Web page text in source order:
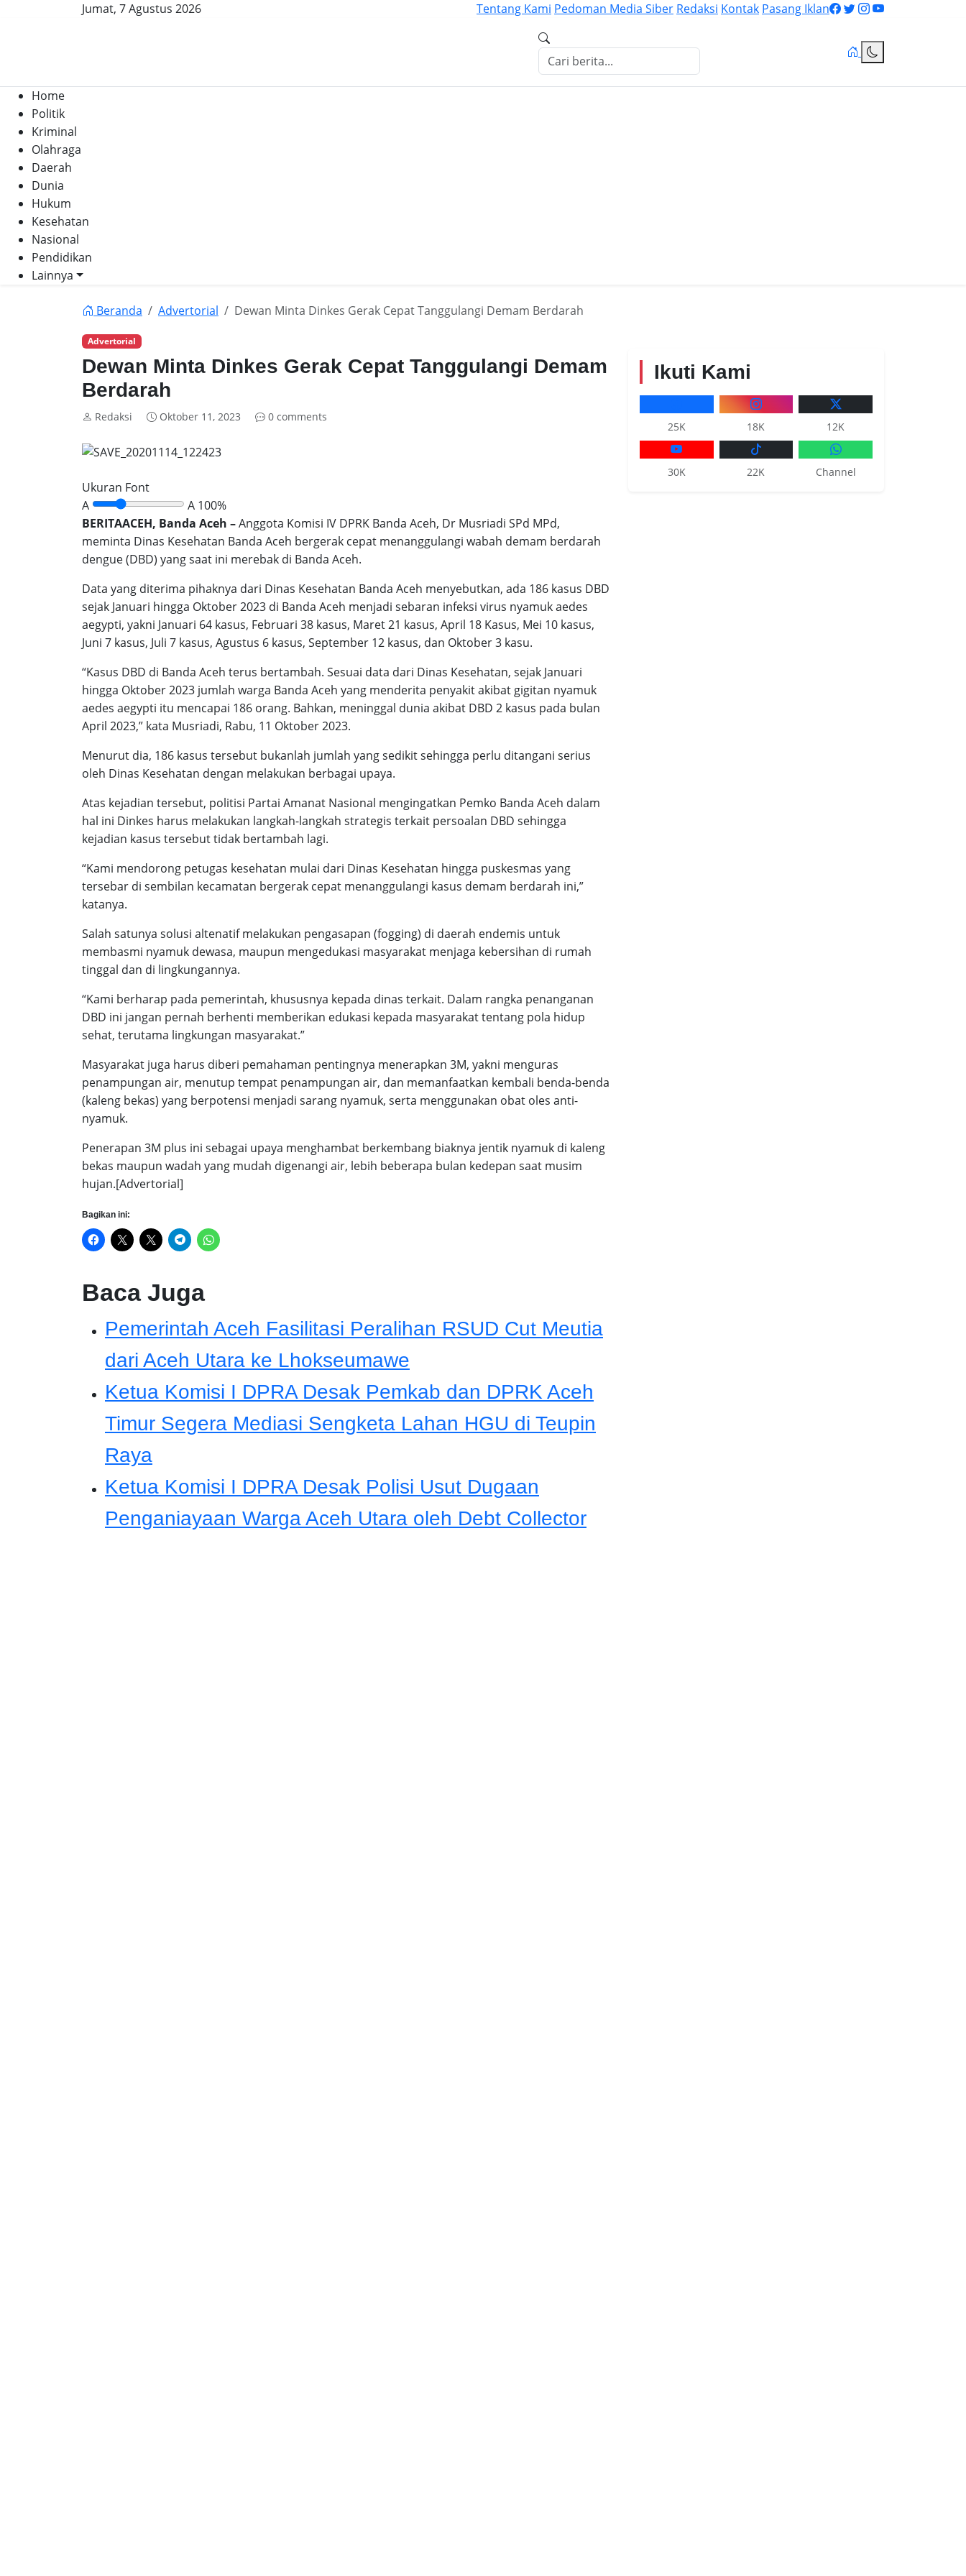
Jumat, 7 Agustus 2026 Tentang Kami Pedoman Media Siber Redaksi Kontak Pasang Iklan
Home
Politik
Kriminal
Olahraga
Daerah
Dunia
Hukum
Kesehatan
Nasional
Pendidikan
Lainnya
Beranda Advertorial Dewan Minta Dinkes Gerak Cepat Tanggulangi Demam Berdarah
Advertorial
Dewan Minta Dinkes Gerak Cepat Tanggulangi Demam
Berdarah
Redaksi Oktober 11, 2023 0 comments
Ukuran Font
A
A 100%
BERITAACEH, Banda Aceh –Anggota Komisi IV DPRK Banda Aceh, Dr Musriadi SPd MPd,
meminta Dinas Kesehatan Banda Aceh bergerak cepat menanggulangi wabah demam berdarah
dengue (DBD) yang saat ini merebak di Banda Aceh.
Data yang diterima pihaknya dari Dinas Kesehatan Banda Aceh menyebutkan, ada 186 kasus DBD
sejak Januari hingga Oktober 2023 di Banda Aceh menjadi sebaran infeksi virus nyamuk aedes
aegypti, yakni Januari 64 kasus, Februari 38 kasus, Maret 21 kasus, April 18 Kasus, Mei 10 kasus,
Juni 7 kasus, Juli 7 kasus, Agustus 6 kasus, September 12 kasus, dan Oktober 3 kasu.
“Kasus DBD di Banda Aceh terus bertambah. Sesuai data dari Dinas Kesehatan, sejak Januari
hingga Oktober 2023 jumlah warga Banda Aceh yang menderita penyakit akibat gigitan nyamuk
aedes aegypti itu mencapai 186 orang. Bahkan, meninggal dunia akibat DBD 2 kasus pada bulan
April 2023,” kata Musriadi, Rabu, 11 Oktober 2023.
Menurut dia, 186 kasus tersebut bukanlah jumlah yang sedikit sehingga perlu ditangani serius
oleh Dinas Kesehatan dengan melakukan berbagai upaya.
Atas kejadian tersebut, politisi Partai Amanat Nasional mengingatkan Pemko Banda Aceh dalam
hal ini Dinkes harus melakukan langkah-langkah strategis terkait persoalan DBD sehingga
kejadian kasus tersebut tidak bertambah lagi.
“Kami mendorong petugas kesehatan mulai dari Dinas Kesehatan hingga puskesmas yang
tersebar di sembilan kecamatan bergerak cepat menanggulangi kasus demam berdarah ini,”
katanya.
Salah satunya solusi altenatif melakukan pengasapan (fogging) di daerah endemis untuk
membasmi nyamuk dewasa, maupun mengedukasi masyarakat menjaga kebersihan di rumah
tinggal dan di lingkungannya.
“Kami berharap pada pemerintah, khususnya kepada dinas terkait. Dalam rangka penanganan
DBD ini jangan pernah berhenti memberikan edukasi kepada masyarakat tentang pola hidup
sehat, terutama lingkungan masyarakat.”
Masyarakat juga harus diberi pemahaman pentingnya menerapkan 3M, yakni menguras
penampungan air, menutup tempat penampungan air, dan memanfaatkan kembali benda-benda
(kaleng bekas) yang berpotensi menjadi sarang nyamuk, serta menggunakan obat oles anti-
nyamuk.
Penerapan 3M plus ini sebagai upaya menghambat berkembang biaknya jentik nyamuk di kaleng
bekas maupun wadah yang mudah digenangi air, lebih beberapa bulan kedepan saat musim
hujan.[Advertorial]
Bagikan ini:
Baca Juga
Pemerintah Aceh Fasilitasi Peralihan RSUD Cut Meutia
dari Aceh Utara ke Lhokseumawe
Ketua Komisi I DPRA Desak Pemkab dan DPRK Aceh
Timur Segera Mediasi Sengketa Lahan HGU di Teupin
Raya
Ketua Komisi I DPRA Desak Polisi Usut Dugaan
Penganiayaan Warga Aceh Utara oleh Debt Collector
Ikuti Kami
25K 18K 12K
30K 22K Channel